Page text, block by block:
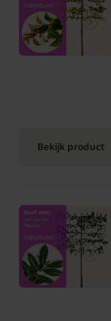
Bekijk product